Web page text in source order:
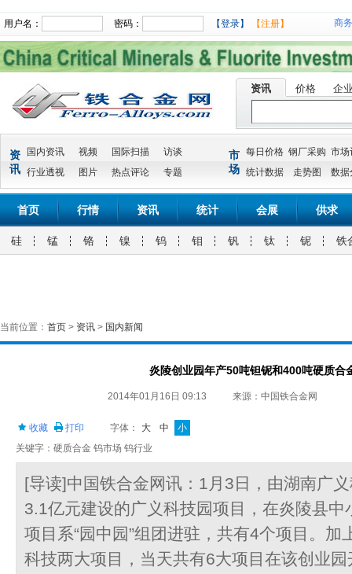
用户名： 密码： 【登录】 【注册】 商
资讯 价格 企
资
讯
国内资讯 视频 国际扫描
访谈
行业透视
图片 热点评论 专题
市
场
每日价格 钢厂采购 市场
统计数据
走势图 数据
首页 行情 资讯 统计 会展 供求
硅 锰 铬 镍 钨 钼 钒 钛 铌 铁
当前位置： 首页 > 资讯 > 国内新闻
炎陵创业园年产50吨钽铌和400吨硬质合
2014年01月16日 09:13 来源：中国铁合金网
收藏 打印 字体： 大 中
小
关键字：硬质合金 钨市场 钨行业
[导读]中国铁合金网讯：1月3日，由湖南广
3.1亿元建设的广义科技园项目，在炎陵县中
项目系“园中园”组团进驻，共有4个项目。加
科技两大项目，当天共有6大项目在该创业